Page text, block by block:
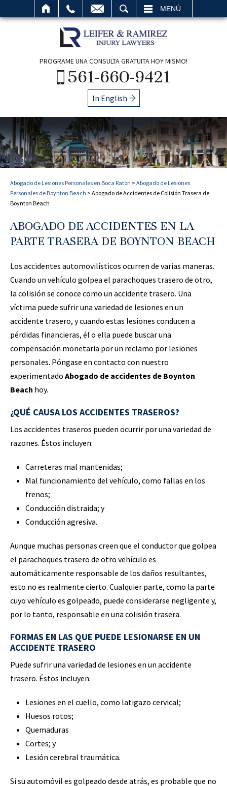
MENÚ
PROGRAME UNA CONSULTA GRATUITA HOY MISMO!
561-660-9421
In English
Abogado de Lesiones Personales en Boca Raton > Abogado de Lesiones
Personales de Boynton Beach > Abogado de Accidentes de Colisión Trasera de
Boynton Beach
ABOGADO DE ACCIDENTES EN LA
PARTE TRASERA DE BOYNTON BEACH
Los accidentes automovilísticos ocurren de varias maneras.
Cuando un vehículo golpea el parachoques trasero de otro,
la colisión se conoce como un accidente trasero. Una
víctima puede sufrir una variedad de lesiones en un
accidente trasero, y cuando estas lesiones conducen a
pérdidas financieras, él o ella puede buscar una
compensación monetaria por un reclamo por lesiones
personales. Póngase en contacto con nuestro
experimentado Abogado de accidentes de Boynton
Beach hoy.
¿QUÉ CAUSA LOS ACCIDENTES TRASEROS?
Los accidentes traseros pueden ocurrir por una variedad de
razones. Éstos incluyen:
Carreteras mal mantenidas;
Mal funcionamiento del vehículo, como fallas en los
frenos;
Conducción distraida; y
Conducción agresiva.
Aunque muchas personas creen que el conductor que golpea
el parachoques trasero de otro vehículo es
automáticamente responsable de los daños resultantes,
esto no es realmente cierto. Cualquier parte, como la parte
cuyo vehículo es golpeado, puede considerarse negligente y,
por lo tanto, responsable en una colisión trasera.
FORMAS EN LAS QUE PUEDE LESIONARSE EN UN
ACCIDENTE TRASERO
Puede sufrir una variedad de lesiones en un accidente
trasero. Éstos incluyen:
Lesiones en el cuello, como latigazo cervical;
Huesos rotos;
Quemaduras
Cortes; y
Lesión cerebral traumática.
Si su automóvil es golpeado desde atrás, es probable que no